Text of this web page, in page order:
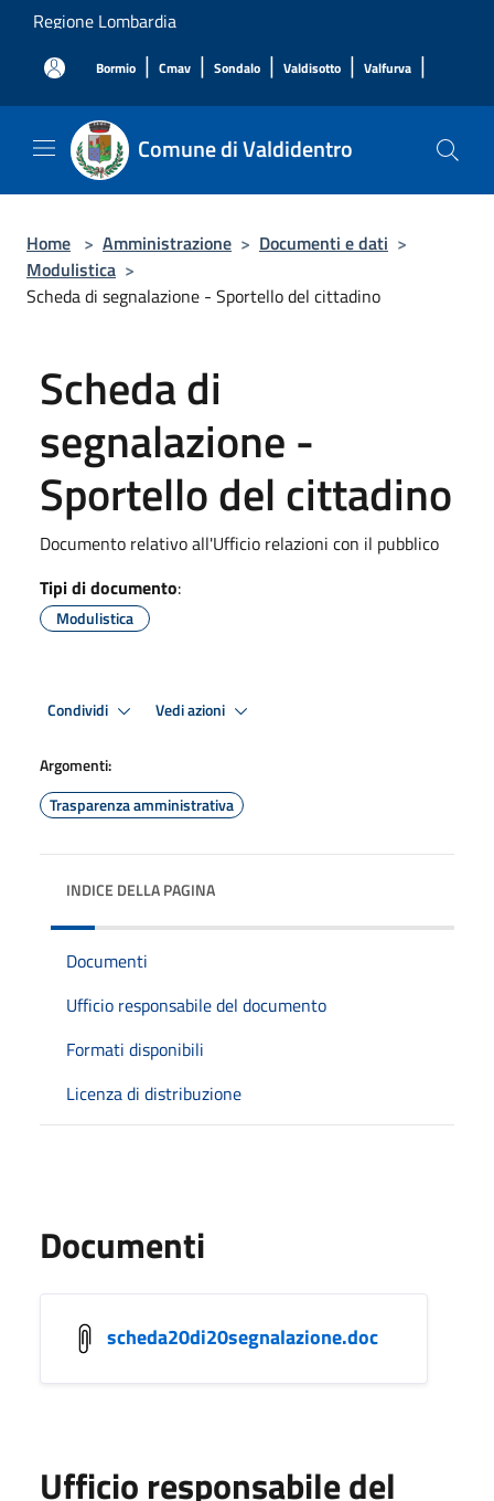
Salta al contenuto principale
Regione Lombardia
Bormio | Cmav | Sondalo | Valdisotto | Valfurva |
Comune di Valdidentro
Home > Amministrazione > Documenti e dati >
Modulistica >
Scheda di segnalazione - Sportello del cittadino
Scheda di
segnalazione -
Sportello del cittadino
Documento relativo all'Ufficio relazioni con il pubblico
Tipi di documento:
Modulistica
Condividi Vedi azioni
Argomenti:
Trasparenza amministrativa
INDICE DELLA PAGINA
Documenti
Ufficio responsabile del documento
Formati disponibili
Licenza di distribuzione
Documenti
scheda20di20segnalazione.doc
Ufficio responsabile del